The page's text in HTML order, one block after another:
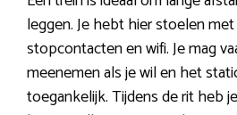
leggen. Je hebt hier stoelen
stopcontacten en wifi. Je mag
meenemen als je wil en het
toegankelijk. Tijdens de rit heb